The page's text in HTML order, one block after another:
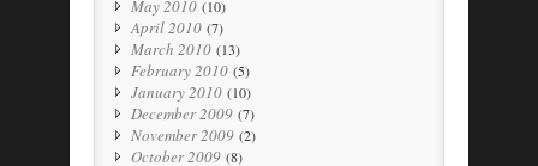
May 2010 (10)
April 2010 (7)
March 2010 (13)
February 2010 (5)
January 2010 (10)
December 2009 (7)
November 2009 (2)
October 2009 (8)